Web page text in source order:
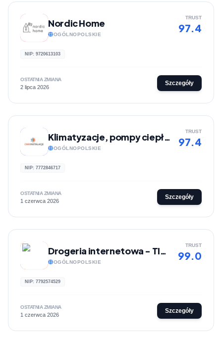
Nordic Home
OGÓLNOPOLSKIE
TRUST
97.4
NIP: 9720613103
OSTATNIA ZMIANA
2 lipca 2026
Szczegóły
Klimatyzacje, pompy ciepła, chłodnictwo - CWK Instalacje
OGÓLNOPOLSKIE
TRUST
97.4
NIP: 7772846717
OSTATNIA ZMIANA
1 czerwca 2026
Szczegóły
Drogeria internetowa - TIM Drogeria
OGÓLNOPOLSKIE
TRUST
99.0
NIP: 7792574529
OSTATNIA ZMIANA
1 czerwca 2026
Szczegóły